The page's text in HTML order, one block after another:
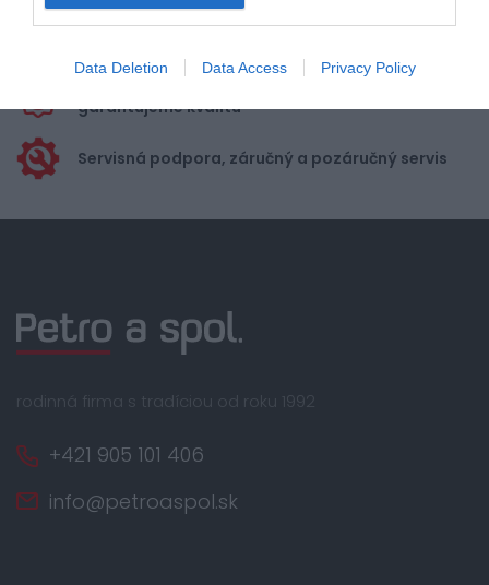
Data Deletion Data Access Privacy Policy
Bezpečná platba
garantujeme kvalitu
Servisná podpora, záručný a pozáručný servis
rodinná firma s tradíciou od roku 1992
+421 905 101 406
info@petroaspol.sk